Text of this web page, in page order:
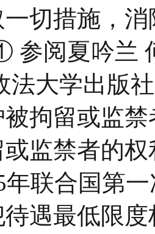
切措施，
参阅夏吟兰
法大学出版
拘留或监
监禁者的
年联合国第
遇最低限